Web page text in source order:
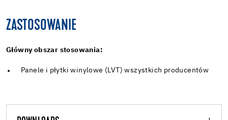
ZASTOSOWANIE
Główny obszar stosowania:
Panele i płytki winylowe (LVT) wszystkich producentów